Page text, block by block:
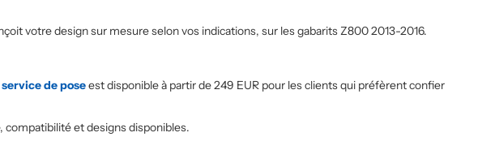
votre design sur mesure selon vos indications, sur les gabarits Z800 2013-2016.
service de poseest disponible à partir de 249 EUR pour les clients qui préfèrent confier
compatibilité et designs disponibles.